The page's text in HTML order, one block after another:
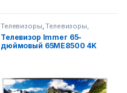
Телевизоры,Телевизоры,
фото-видео и аудио
Телевизор Immer 65-
дюймовый 65ME8500 4K